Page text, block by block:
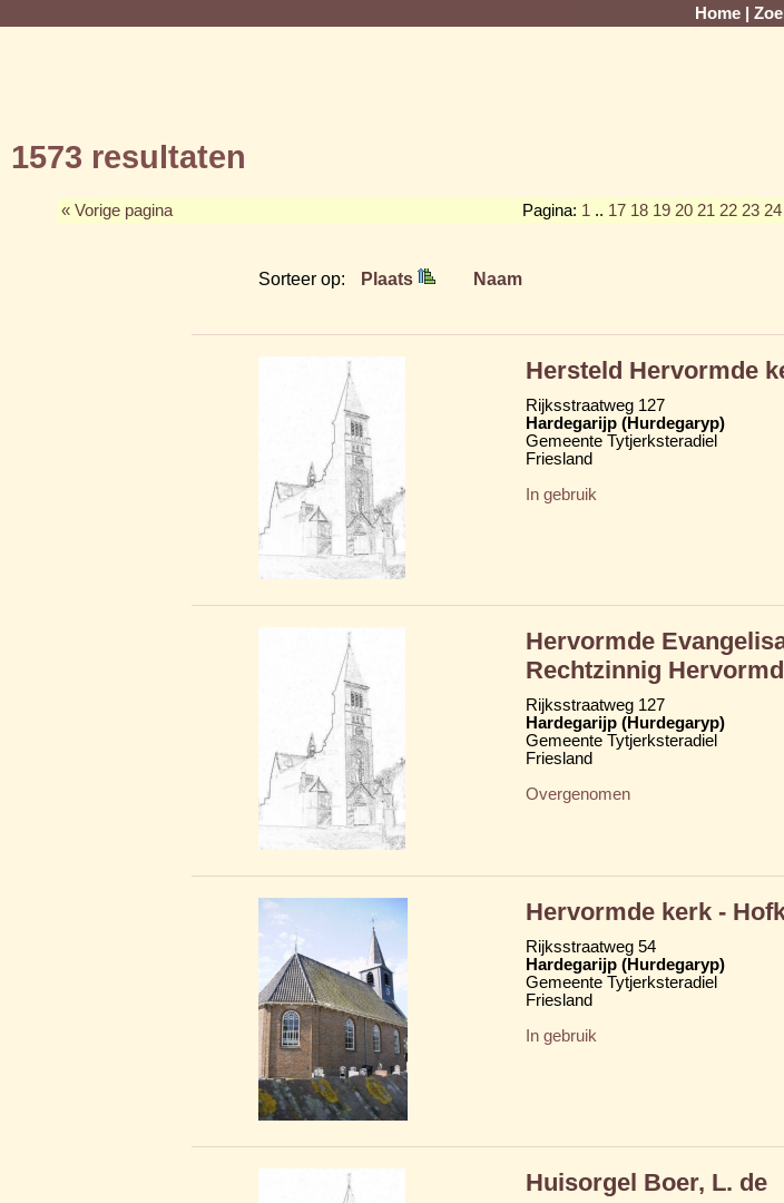
Home
1573 resultaten
« Vorige pagina Pagina: 1 .. 17 18 19 20 21 22 23 24
Sorteer op: Plaats Naam
Hersteld Hervormde
Rijksstraatweg 127
Hardegarijp (Hurdegaryp)
Gemeente Tytjerksteradiel
Friesland
In gebruik
Hervormde
Rechtzinnig
Rijksstraatweg 127
Hardegarijp (Hurdegaryp)
Gemeente Tytjerksteradiel
Friesland
Overgenomen
Hervormde kerk -
Rijksstraatweg 54
Hardegarijp (Hurdegaryp)
Gemeente Tytjerksteradiel
Friesland
In gebruik
Huisorgel Boer, L. de